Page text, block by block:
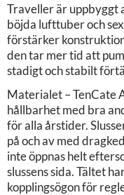
Traveller är uppbyggt
böjda lufttuber och
förstärker
den tar mer tid att
stadigt och stabilt
Materialet – TenCate
hållbarhet med bra
för alla årstider.
på och av med
inte öppnas helt
slussens sida. Tältet
kopplingsögon för